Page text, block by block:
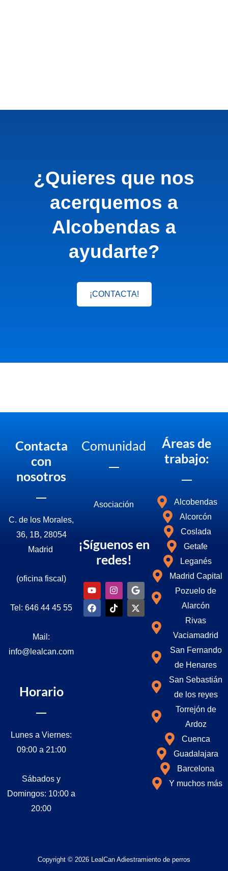
¿Quieres que nos
acerquemos a
Alcobendas a
ayudarte?
¡CONTACTA!
Contacta
con
nosotros
C. de los Morales,
36, 1B, 28054
Madrid
(oficina fiscal)
Tel: 646 44 45 55
Mail:
info@lealcan.com
Horario
Lunes a Viernes:
09:00 a 21:00
Sábados y
Domingos: 10:00 a
20:00
Comunidad
Asociación
¡Síguenos en
redes!
Y
o
u
t
I
n
s
t
G
o
o
g
F
a
c
e
T
i
k
t
I
c
o
n
Áreas de
trabajo:
Alcobendas
Alcorcón
Coslada
Getafe
Leganés
Madrid Capital
Pozuelo de
Alarcón
Rivas
Vaciamadrid
San Fernando
de Henares
San Sebastián
de los reyes
Torrejón de
Ardoz
Cuenca
Guadalajara
Barcelona
Y muchos más
Copyright © 2026 LealCan Adiestramiento de perros